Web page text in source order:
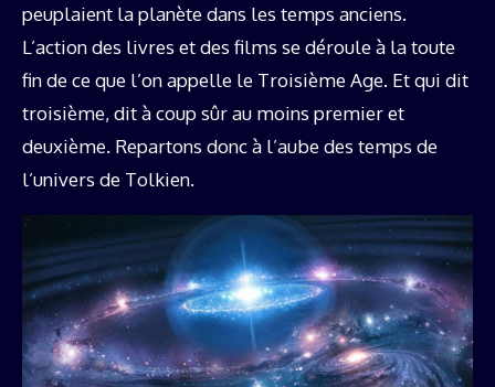
peuplaient la planète dans les temps anciens.
L’action des livres et des films se déroule à la toute
fin de ce que l’on appelle le Troisième Age. Et qui dit
troisième, dit à coup sûr au moins premier et
deuxième. Repartons donc à l’aube des temps de
l’univers de Tolkien.